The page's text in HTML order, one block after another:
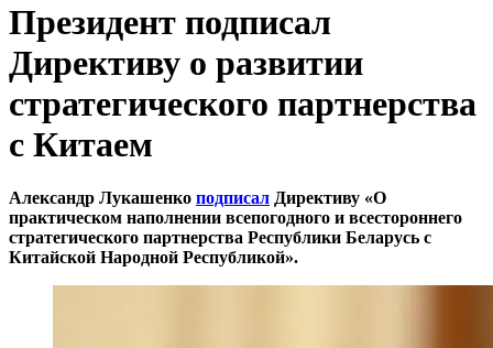
Президент подписал
Директиву о развитии
стратегического партнерства
с Китаем
Александр Лукашенко подписал Директиву «О
практическом наполнении всепогодного и всестороннего
стратегического партнерства Республики Беларусь с
Китайской Народной Республикой».